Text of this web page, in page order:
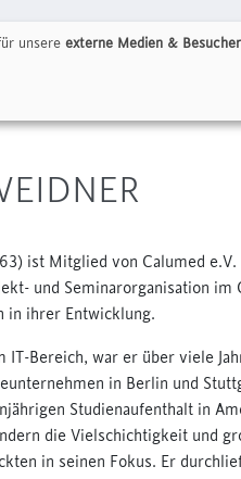
Meetings Kalender
ist Mitglied von Calumed
und Seminarorganisation
in ihrer Entwicklung.
IT-Bereich, war er über viele
in Berlin und
Studienaufenthalt in
die Vielschichtigkeit und
in seinen Fokus. Er
unsere externe Medien &